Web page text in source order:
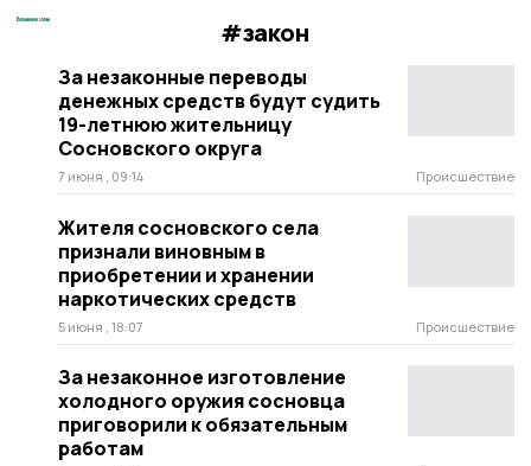
#закон
За незаконные переводы
денежных средств будут судить
19-летнюю жительницу
Сосновского округа
7 июня , 09:14 Происшествие
Жителя сосновского села
признали виновным в
приобретении и хранении
наркотических средств
5 июня , 18:07 Происшествие
За незаконное изготовление
холодного оружия сосновца
приговорили к обязательным
работам